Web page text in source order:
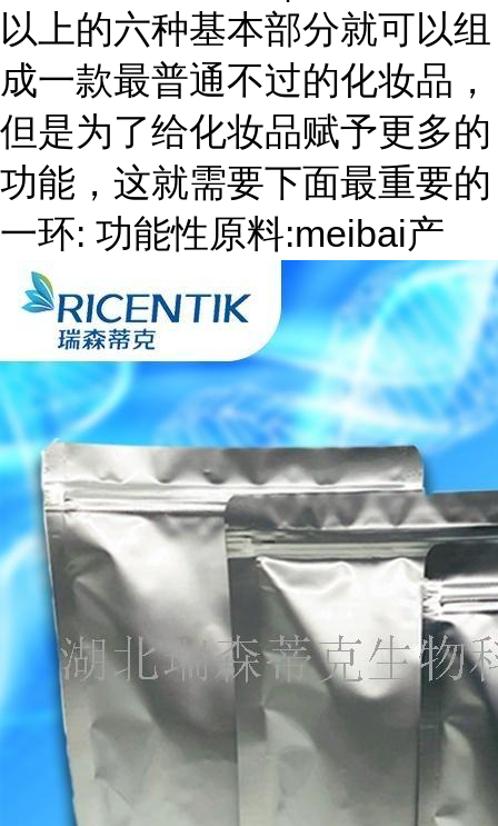
以上的六种基本部分就可以组
成一款最普通不过的化妆品，
但是为了给化妆品赋予更多的
功能，这就需要下面最重要的
一环: 功能性原料:meibai产